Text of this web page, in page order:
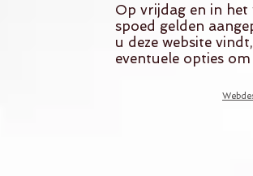
Op vrijdag en in het
spoed gelden
u deze website
eventuele opties